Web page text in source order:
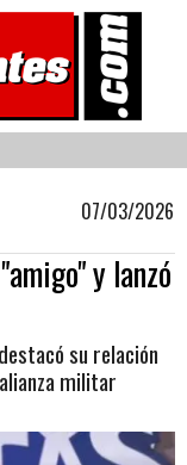
07/03/2026
y lanzó
su relación
militar